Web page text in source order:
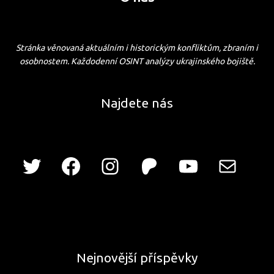
Stránka věnovaná aktuálním i historickým konfliktům, zbraním i
osobnostem. Každodenní OSINT analýzy ukrajinského bojiště.
Najdete nás
Nejnovější příspěvky